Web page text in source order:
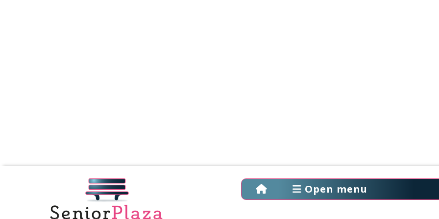
Open menu